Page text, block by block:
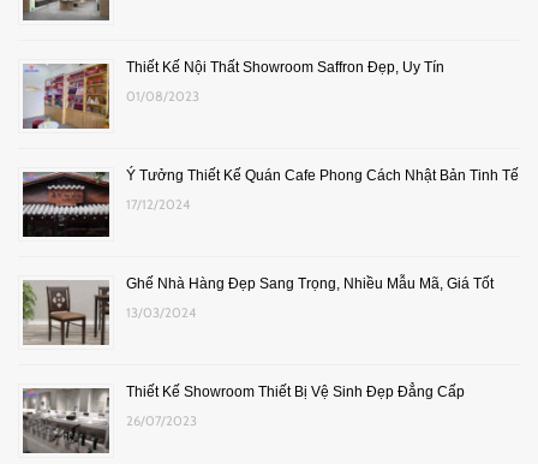
Thiết Kế Nội Thất Showroom Saffron Đẹp, Uy Tín
01/08/2023
Ý Tưởng Thiết Kế Quán Cafe Phong Cách Nhật Bản Tinh Tế
17/12/2024
Ghế Nhà Hàng Đẹp Sang Trọng, Nhiều Mẫu Mã, Giá Tốt
13/03/2024
Thiết Kế Showroom Thiết Bị Vệ Sinh Đẹp Đẳng Cấp
26/07/2023